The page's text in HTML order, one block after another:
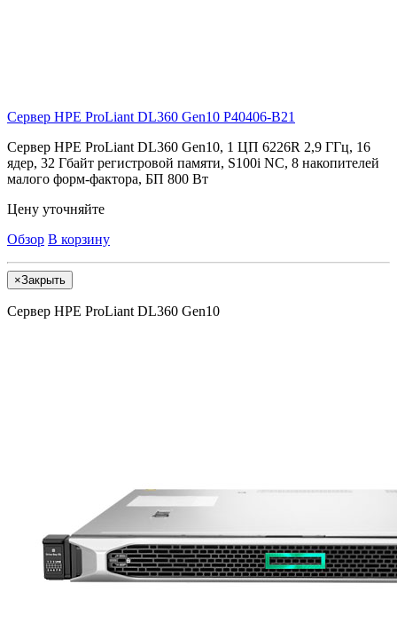
Сервер HPE ProLiant DL360 Gen10 P40406-B21
Сервер HPE ProLiant DL360 Gen10, 1 ЦП 6226R 2,9 ГГц, 16
ядер, 32 Гбайт регистровой памяти, S100i NC, 8 накопителей
малого форм-фактора, БП 800 Вт
Цену уточняйте
Обзор В корзину
×Закрыть
Сервер HPE ProLiant DL360 Gen10